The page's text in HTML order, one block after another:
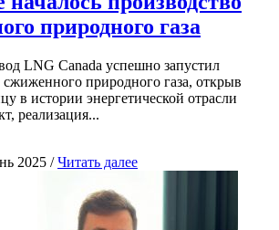
природного газа
LNG Canada успешно запустил
сжиженного природного газа, открыв
в истории энергетической отрасли
реализация...
2025 /Читать далее